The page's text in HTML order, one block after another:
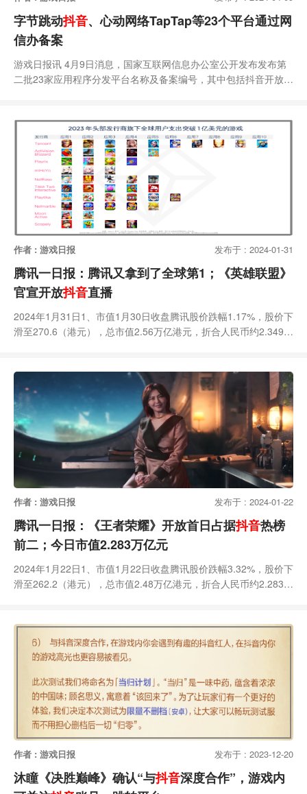
字节跳动抖音、心动网络TapTap等23个平台通过网
信办备案
游戏日报讯 4月9日消息，国家互联网信息办公室公开发布发布第
二批23家应用程序分发平台名称及备案编号，其中包括抖音开放平
有关要求，备案仅是对应用程序分发平台提供分发服务行为的确
认，不代表对该平台服务能力和其在架应用程序的认可。
作者 : 游戏日报 发布于 : 2024-01-31
腾讯一日报：腾讯又拿到了全球第1；《英雄联盟》
官宣开放抖音直播
2024年1月31日1、市值1月30日收盘腾讯股价跌幅1.17%，股价下
滑至270.6（港元），总市值2.56万亿港元，折合人民币约2.349万
第1，且有10款应用在2023年收入流水超1亿美元。3、产品《元梦
之星》宣布将与瑞幸咖啡、绝味鸭脖进行新春联动；《英雄联盟》
官博
作者 : 游戏日报 发布于 : 2024-01-22
腾讯一日报：《王者荣耀》开放首日占据抖音热榜
前二；今日市值2.283万亿元
2024年1月22日1、市值1月22日收盘腾讯股价跌幅3.32%，股价下
滑至262.2（港元），总市值2.48万亿港元，折合人民币约2.283万
32位；《天涯明月刀》手游上升32名，排名第79位；数据监控平
台显示，抖音全面开放《王者荣耀》直播首日，热度榜TOP1、
TOP2均为
作者 : 游戏日报 发布于 : 2023-12-20
沐瞳《决胜巅峰》确认“与抖音深度合作”，游戏内